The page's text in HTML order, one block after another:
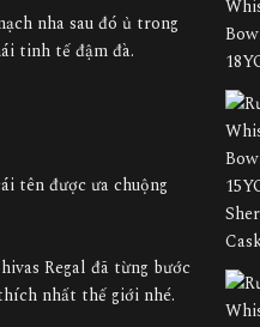
nha sau đó ủ trong
tinh tế đậm đà.
tên được ưa chuộng
Regal đã từng bước
nhất thế giới nhé.